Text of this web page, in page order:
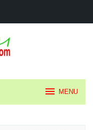
MENU